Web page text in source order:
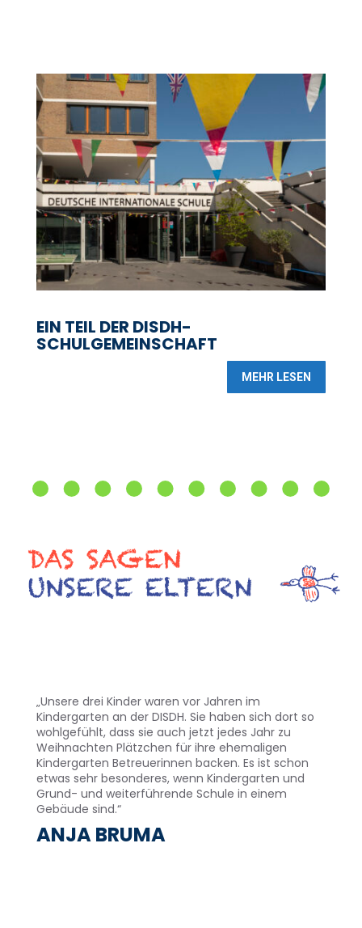
EIN TEIL DER DISDH-
SCHULGEMEINSCHAFT
MEHR LESEN
„Unsere drei Kinder waren vor Jahren im
Kindergarten an der DISDH. Sie haben sich dort so
wohlgefühlt, dass sie auch jetzt jedes Jahr zu
Weihnachten Plätzchen für ihre ehemaligen
Kindergarten Betreuerinnen backen. Es ist schon
etwas sehr besonderes, wenn Kindergarten und
Grund- und weiterführende Schule in einem
Gebäude sind.“
ANJA BRUMA